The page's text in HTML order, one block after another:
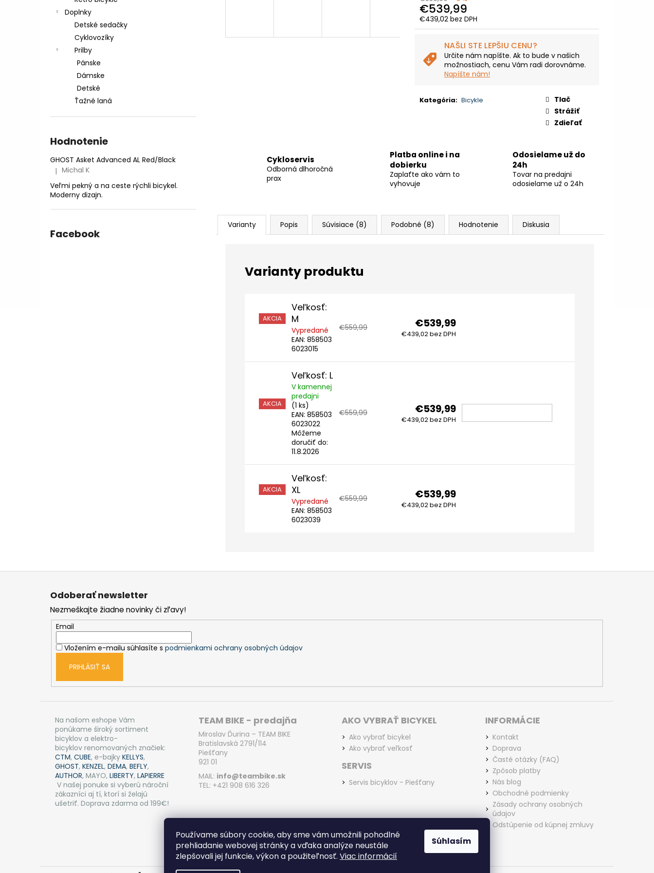
Používame súbory cookie, aby sme vám umožnili pohodlné
prehliadanie webovej stránky a vďaka analýze neustále
zlepšovali jej funkcie, výkon a použiteľnosť. Viac informácií
Súhlasím
Doplnky
Detské sedačky
Cyklovozíky
Prilby
Pánske
Dámske
Detské
Ťažné laná
Hodnotenie
GHOST Asket Advanced AL Red/Black
Hodnotenie produktu je 5 z 5 hviezdičiek.
| Michal K
Veľmi pekný a na ceste rýchli bicykel.
Moderny dizajn.
Facebook
€539,99
€439,02 bez DPH
Jednotková
NAŠLI STE LEPŠIU CENU?
Určite nám napíšte. Ak to bude v našich
možnostiach, cenu Vám radi dorovnáme.
Napíšte nám!
Kategória: Bicykle
Tlač
Strážiť
Zdieľať
D
O
Cykloservis
Odborná dlhoročná
prax
Platba online i na
dobierku
Zaplaťte ako vám to
vyhovuje
Odosielame už do
24h
Tovar na predajni
odosielame už o 24h
Varianty Popis Súvisiace (8) Podobné (8) Hodnotenie Diskusia
AKCIA
Veľkosť:
M
Vypredané
EAN: 858503
6023015
€559,99 €539,99
€439,02 bez DPH
AKCIA
Veľkosť: L
V kamennej
predajni
(1 ks)
EAN: 858503
6023022
Môžeme
doručiť do:
11.8.2026
€559,99 €539,99
€439,02 bez DPH
DO
AKCIA
Veľkosť:
XL
Vypredané
EAN: 858503
6023039
€559,99 €539,99
€439,02 bez DPH
CTM AREON XPERT - MATNÁ LIMETKOVÁ
PERLEŤ
€2 999
Pôvodne: €3 599,99
CTM AREON - MATNÁ BÉŽOVÁ / LESKLÁ
€3 299,99
Z
Odoberať newsletter
Nezmeškajte žiadne novinky či zľavy!
Email
Vložením e-mailu súhlasíte s podmienkami ochrany osobných údajov
PRIHLÁSIŤ SA
Na našom eshope Vám
ponúkame široký sortiment
bicyklov a elektro-
bicyklov renomovaných značiek:
CTM, CUBE, e-bajky KELLYS,
GHOST, KENZEL, DEMA, BEFLY,
AUTHOR, MAYO, LIBERTY, LAPIERRE
V našej ponuke si vyberú nároční
zákazníci aj tí, ktorí si želajú
ušetriť. Doprava zdarma od 199€!
TEAM BIKE - predajňa
Miroslav Ďurina – TEAM BIKE
Bratislavská 2791/114
Piešťany
921 01
MAIL: info@teambike.sk
TEL: +421 908 616 326
AKO VYBRAŤ BICYKEL
Ako vybrať bicykel
Ako vybrať veľkosť
SERVIS
Servis bicyklov - Piešťany
INFORMÁCIE
Kontakt
Doprava
Časté otázky (FAQ)
Zpôsob platby
Nás blog
Obchodné podmienky
Zásady ochrany osobných
údajov
Odstúpenie od kúpnej zmluvy